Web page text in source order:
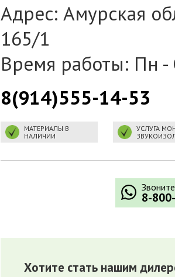
Адрес: Амурская
165/1
Время работы: Пн -
8(914)555-14-53
МАТЕРИАЛЫ В
НАЛИЧИИ
УСЛУГА
8-
Хотите стать нашим